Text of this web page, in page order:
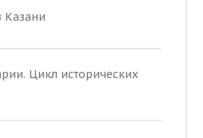
Казани
Цикл исторических